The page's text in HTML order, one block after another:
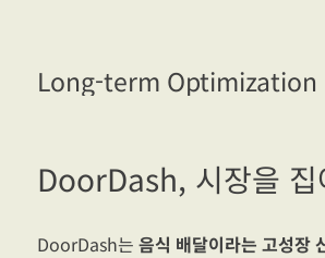
Long-term Optimization
DoorDash, 시장을 집
DoorDash는음식 배달이라는 고성장